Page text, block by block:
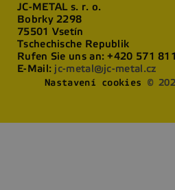
JC-METAL s. r. o.
Bobrky 2298
75501 Vsetín
Tschechische Republik
Rufen Sie uns an:+420 571
E-Mail: jc-metal@jc-metal.cz
Nastavení cookies ©